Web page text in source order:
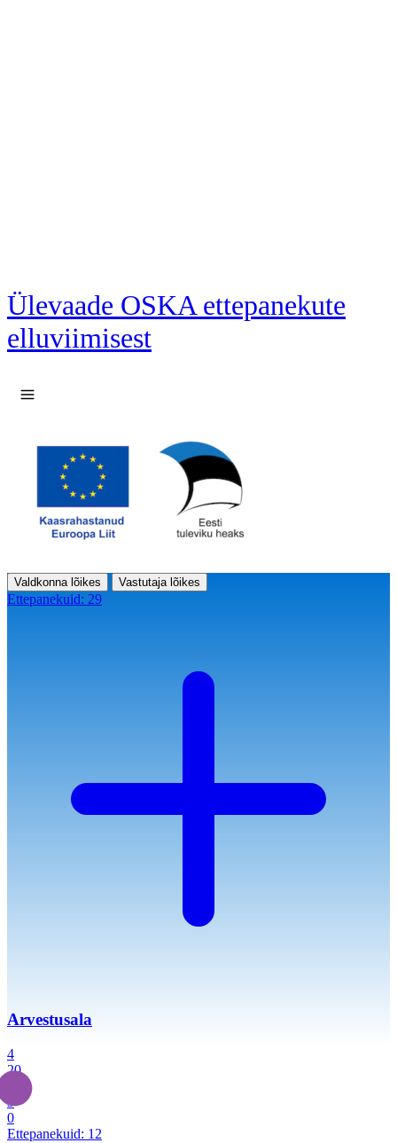
Ülevaade OSKA ettepanekute
elluviimisest
Ava menüü
Valdkonna lõikes Vastutaja lõikes
Ettepanekuid: 29
Arvestusala
4
20
3
0
Ettepanekuid: 12